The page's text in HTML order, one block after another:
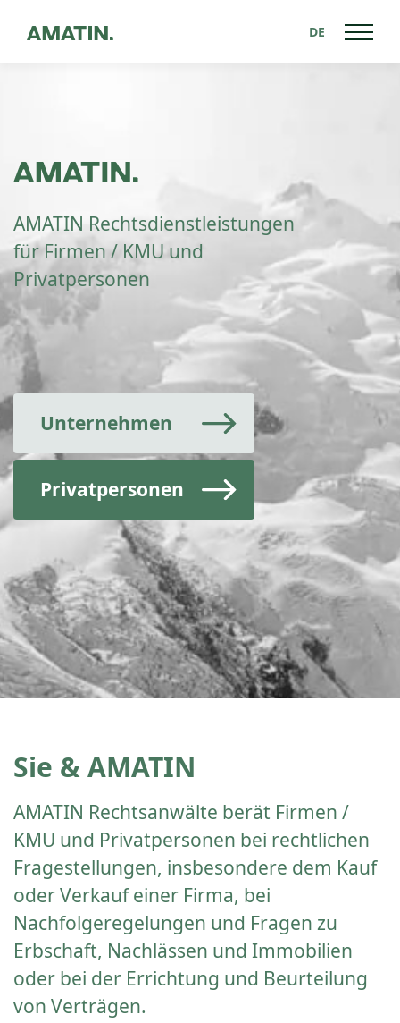
DE
AMATIN Rechtsdienstleistungen
für Firmen / KMU und
Privatpersonen
Unternehmen
Privatpersonen
Sie & AMATIN
AMATIN Rechtsanwälte berät Firmen /
KMU und Privatpersonen bei rechtlichen
Fragestellungen, insbesondere dem Kauf
oder Verkauf einer Firma, bei
Nachfolgeregelungen und Fragen zu
Erbschaft, Nachlässen und Immobilien
oder bei der Errichtung und Beurteilung
von Verträgen.